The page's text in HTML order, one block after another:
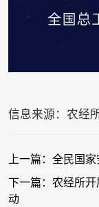
信息来源：农经
上一篇：全民国
下一篇：农经所
动